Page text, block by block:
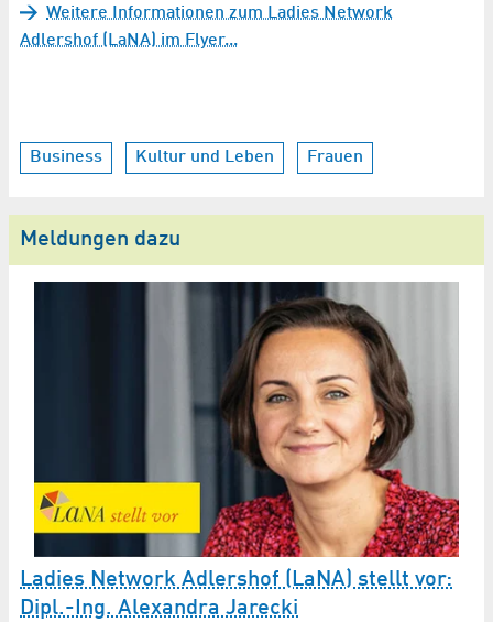
Weitere Informationen zum Ladies Network
Adlershof (LaNA) im Flyer...
Business Kultur und Leben Frauen
Meldungen dazu
Ladies Network Adlershof (LaNA) stellt vor:
Dipl.-Ing. Alexandra Jarecki